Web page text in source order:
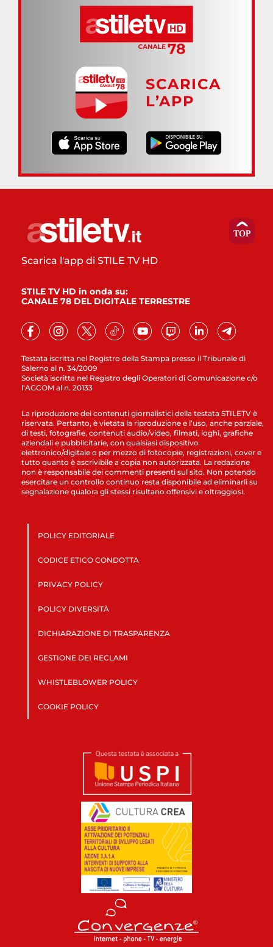
SCARICA
L’APP
Testata iscritta nel Registro della Stampa presso il Tribunale di
Salerno al n. 34/2009
Società iscritta nel Registro degli Operatori di Comunicazione c/o
l’AGCOM al n. 20133
Scarica l'app di STILE TV HD
STILE TV HD in onda su:
CANALE 78 DEL DIGITALE TERRESTRE
La riproduzione dei contenuti giornalistici della testata STILETV è
riservata. Pertanto, è vietata la riproduzione e l’uso, anche parziale,
di testi, fotografie, contenuti audio/video, filmati, loghi, grafiche
aziendali e pubblicitarie, con qualsiasi dispositivo
elettronico/digitale o per mezzo di fotocopie, registrazioni, cover e
tutto quanto è ascrivibile a copia non autorizzata. La redazione
non è responsabile dei commenti presenti sul sito. Non potendo
esercitare un controllo continuo resta disponibile ad eliminarli su
segnalazione qualora gli stessi risultano offensivi e oltraggiosi.
POLICY EDITORIALE
CODICE ETICO CONDOTTA
PRIVACY POLICY
POLICY DIVERSITÀ
DICHIARAZIONE DI TRASPARENZA
GESTIONE DEI RECLAMI
WHISTLEBLOWER POLICY
COOKIE POLICY